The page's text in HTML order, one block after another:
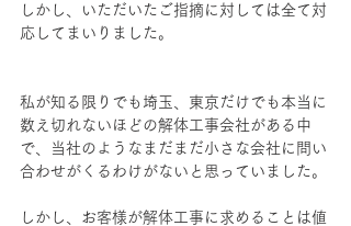
しかし、いただいたご指摘に対しては全て対
応してまいりました。
私が知る限りでも埼玉、東京だけでも本当に
数え切れないほどの解体工事会社がある中
で、当社のようなまだまだ小さな会社に問い
合わせがくるわけがないと思っていました。
しかし、お客様が解体工事に求めることは値